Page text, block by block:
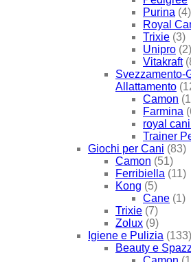
Purina (4)
Royal
Trixie (3)
Unipro (2)
Vitakraft
Svezzamento-
Allattamento
Camon
Farmina
royal
Trainer
Giochi per Cani (83)
Camon (51)
Ferribiella (11)
Kong (5)
Cane (1)
Trixie (7)
Zolux (9)
Igiene e Pulizia (133)
Beauty e